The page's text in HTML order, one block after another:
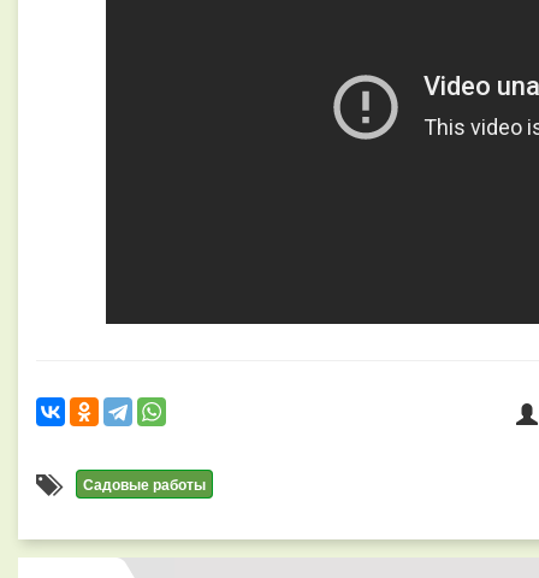
Садовые работы